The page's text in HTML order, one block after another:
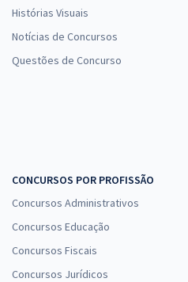
Histórias Visuais
Notícias de Concursos
Questões de Concurso
CONCURSOS POR PROFISSÃO
Concursos Administrativos
Concursos Educação
Concursos Fiscais
Concursos Jurídicos